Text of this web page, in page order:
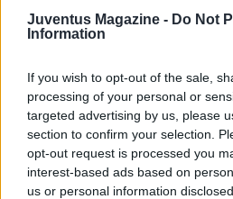
Juventus Magazine - Do Not
Information
If you wish to opt-out of the sale,
processing of your personal or
targeted advertising by us, please
section to confirm your selection.
opt-out request is processed you
interest-based ads based on
us or personal information
prossima finestra di trasferimenti.
Serie A, l'attaccante brasiliano è
giugno del 2027. Al momento
Arteta non è intenzionato a fare
Fonte: Sport Mediaset